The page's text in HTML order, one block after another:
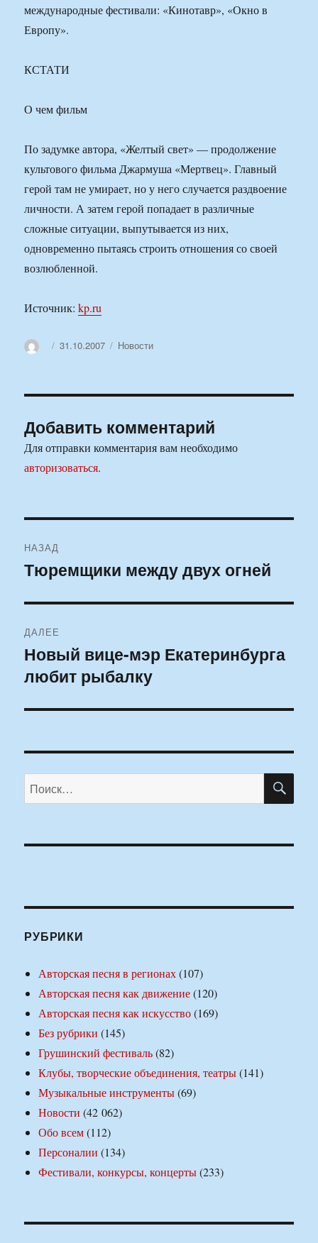
международные фестивали: «Кинотавр», «Окно в
Европу».
КСТАТИ
О чем фильм
По задумке автора, «Желтый свет» — продолжение
культового фильма Джармуша «Мертвец». Главный
герой там не умирает, но у него случается раздвоение
личности. А затем герой попадает в различные
сложные ситуации, выпутывается из них,
одновременно пытаясь строить отношения со своей
возлюбленной.
Источник:kp.ru
АвторОпубликовано
31.10.2007 Рубрики
Новости
Добавить комментарий
Для отправки комментария вам необходимо
авторизоваться.
по
НАЗАД
Предыдущая
Тюремщики между двух огней
ДАЛЕЕ
Следующая
запись:
Новый вице-мэр Екатеринбурга
любит рыбалку
Искать:
РУБРИКИ
Авторская песня в регионах(107)
Авторская песня как движение(120)
Авторская песня как искусство(169)
Без рубрики (145)
Грушинский фестиваль(82)
Клубы, творческие объединения, театры(141)
Музыкальные инструменты(69)
Новости (42 062)
Обо всем(112)
Персоналии (134)
Фестивали, конкурсы, концерты(233)